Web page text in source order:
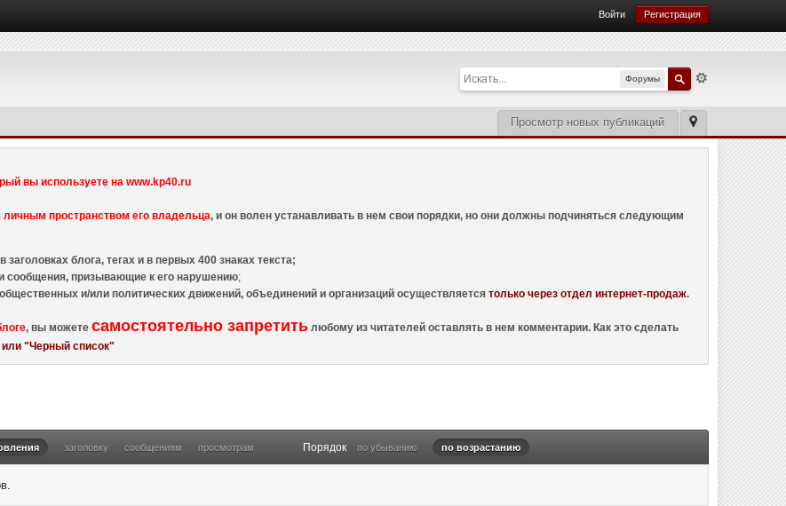
Войти Регистрация
Форумы
Просмотр новых публикаций
вы используете на www.kp40.ru
личным пространством его владельца, и он волен устанавливать в нем свои порядки, но они должны подчиняться следующим
блога, тегах и в первых 400 знаках текста;
сообщения, призывающие к его нарушению;
и/или политических движений, объединений и организаций осуществляетсятолько через отдел интернет-продаж.
, вы можетесамостоятельно запретить любому из читателей оставлять в нем комментарии. Как это сделать
"Черный список"
заголовку сообщениям просмотрам Порядок по убыванию по возрастанию